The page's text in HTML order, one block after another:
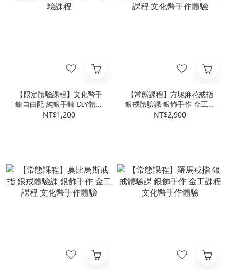
【限定體驗課程】文化幣手
鍊自由配 純銀手鍊 DIY體驗
課程
NT$1,200
【常態課程】方塊麻花戒指
銀戒體驗課 銀飾手作 金工課
程 文化幣手作體驗
NT$2,900